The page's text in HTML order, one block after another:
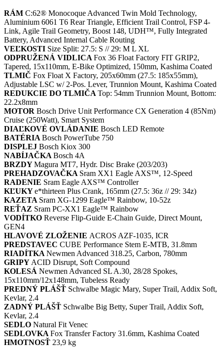
RÁM C:62® Monocoque Advanced Twin Mold Technology,
Aluminium 6061 T6 Rear Triangle, Efficient Trail Control, FSP 4-
Link, Agile Trail Geometry, Boost 148, UDH™, Fully Integrated
Battery, Advanced Internal Cable Routing
VEĽKOSTI Size Split: 27.5: S // 29: M L XL
ODPRUŽENÁ VIDLICA Fox 36 Float Factory FIT GRIP2,
Tapered, 15x110mm, E-Bike Optimized, 150mm, Kashima Coated
TLMIČ Fox Float X Factory, 205x60mm (27.5: 185x55mm),
Adjustable LSC w/ 2-Pos. Lever, Trunnion Mount, Kashima Coated
REDUKCIE DO TLMIČA Top: 54mm Trunnion Mount, Bottom:
22.2x8mm
MOTOR Bosch Drive Unit Performance CX Generation 4 (85Nm)
Cruise (250Watt), Smart System
DIAĽKOVÉ OVLÁDANIE Bosch LED Remote
BATÉRIA Bosch PowerTube 750
DISPLEJ Bosch Kiox 300
NABÍJAČKA Bosch 4A
BRZDYMagura MT7, Hydr. Disc Brake (203/203)
PREHADZOVAČKA Sram XX1 Eagle AXS™, 12-Speed
RADENIE Sram Eagle AXS™ Controller
KĽUKYe*thirteen Plus Crank, 165mm (27.5: 36z // 29: 34z)
KAZETA Sram XG-1299 Eagle™ Rainbow, 10-52z
REŤAZ Sram PC-XX1 Eagle™ Rainbow
VODÍTKO Reverse Flip-Guide E-Chain Guide, Direct Mount,
GEN4
HLAVOVÉ ZLOŽENIE ACROS AZF-1035, ICR
PREDSTAVEC CUBE Performance Stem E-MTB, 31.8mm
RIADÍTKA Newmen Advanced 318.25, Carbon, 780mm
GRIPY ACID Disrupt, Soft Compound
KOLESÁ Newmen Advanced SL A.30, 28/28 Spokes,
15x110mm/12x148mm, Tubeless Ready
PREDNÝ PLÁŠŤ Schwalbe Magic Mary, Super Trail, Addix Soft,
Kevlar, 2.4
ZADNÝ PLÁŠŤ Schwalbe Big Betty, Super Trail, Addix Soft,
Kevlar, 2.4
SEDLO Natural Fit Venec
SEDLOVKA Fox Transfer Factory 31.6mm, Kashima Coated
HMOTNOSŤ 23,9 kg